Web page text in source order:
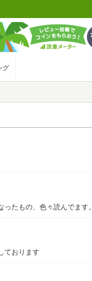
グ
ったもの、色々読んでます。
ております